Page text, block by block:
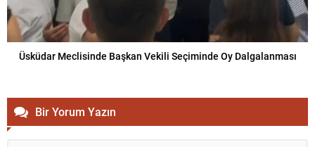
Üsküdar Meclisinde Başkan Vekili Seçiminde Oy Dalgalanması
Bir Yorum Yazın